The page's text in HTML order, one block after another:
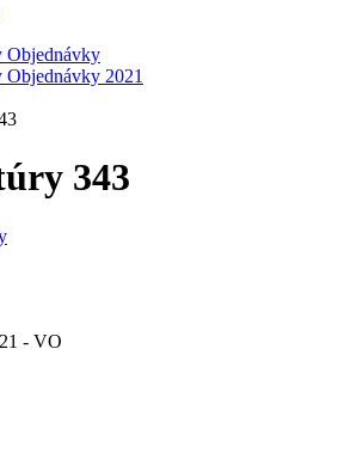
Objednávky
2021
343
- VO